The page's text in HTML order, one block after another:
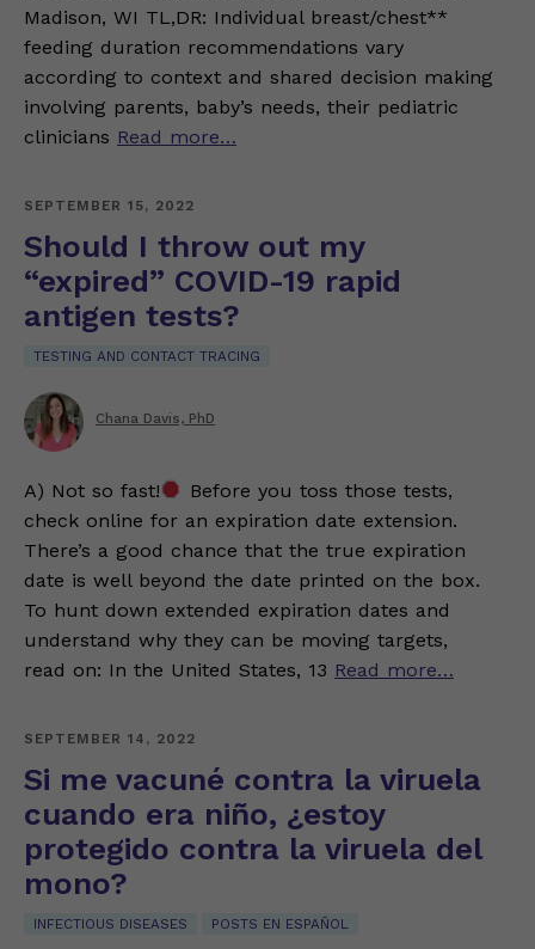
Madison, WI TL,DR: Individual breast/chest**
feeding duration recommendations vary
according to context and shared decision making
involving parents, baby’s needs, their pediatric
clinicians Read more…
SEPTEMBER 15, 2022
Should I throw out my
“expired” COVID-19 rapid
antigen tests?
TESTING AND CONTACT TRACING
Chana Davis, PhD
A) Not so fast!
Before you toss those tests,
check online for an expiration date extension.
There’s a good chance that the true expiration
date is well beyond the date printed on the box.
To hunt down extended expiration dates and
understand why they can be moving targets,
read on: In the United States, 13 Read more…
SEPTEMBER 14, 2022
Si me vacuné contra la viruela
cuando era niño, ¿estoy
protegido contra la viruela del
mono?
INFECTIOUS DISEASES POSTS EN ESPAÑOL